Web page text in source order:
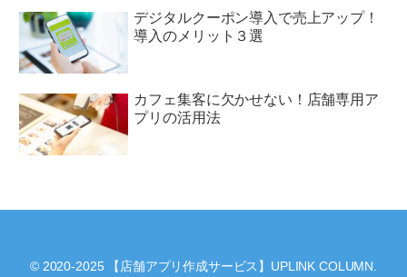
デジタルクーポン導入で売上アップ！
導入のメリット３選
カフェ集客に欠かせない！店舗専用ア
プリの活用法
© 2020-2025 【店舗アプリ作成サービス】UPLINK COLUMN.